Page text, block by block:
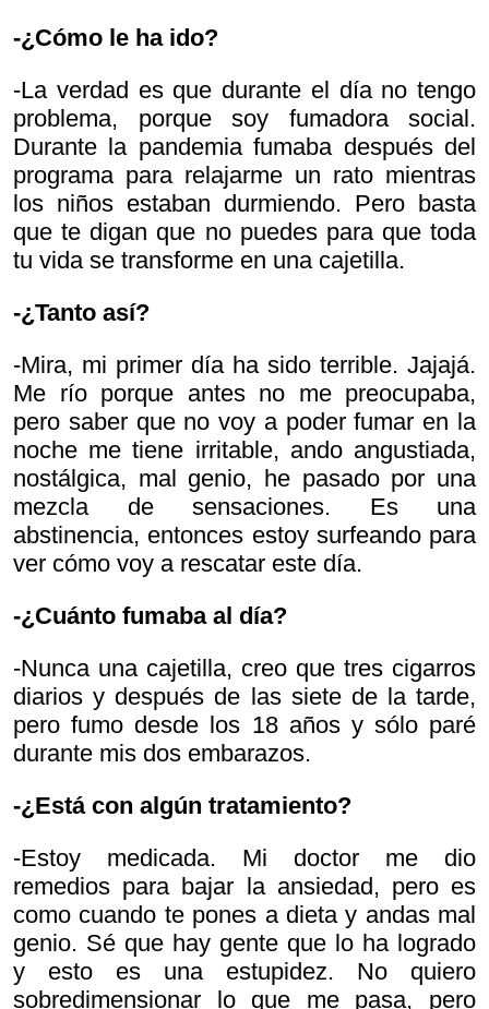
-¿Cómo le ha ido?
-La verdad es que durante el día no tengo
problema, porque soy fumadora social.
Durante la pandemia fumaba después del
programa para relajarme un rato mientras
los niños estaban durmiendo. Pero basta
que te digan que no puedes para que toda
tu vida se transforme en una cajetilla.
-¿Tanto así?
-Mira, mi primer día ha sido terrible. Jajajá.
Me río porque antes no me preocupaba,
pero saber que no voy a poder fumar en la
noche me tiene irritable, ando angustiada,
nostálgica, mal genio, he pasado por una
mezcla de sensaciones. Es una
abstinencia, entonces estoy surfeando para
ver cómo voy a rescatar este día.
-¿Cuánto fumaba al día?
-Nunca una cajetilla, creo que tres cigarros
diarios y después de las siete de la tarde,
pero fumo desde los 18 años y sólo paré
durante mis dos embarazos.
-¿Está con algún tratamiento?
-Estoy medicada. Mi doctor me dio
remedios para bajar la ansiedad, pero es
como cuando te pones a dieta y andas mal
genio. Sé que hay gente que lo ha logrado
y esto es una estupidez. No quiero
sobredimensionar lo que me pasa, pero